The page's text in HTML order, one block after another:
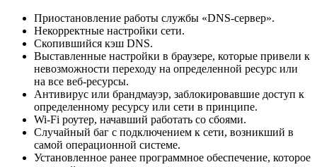
Приостановление работы службы «DNS-сервер».
Некорректные настройки сети.
Скопившийся кэш DNS.
Выставленные настройки в браузере, которые привели к
невозможности переходу на определенной ресурс или
на все веб-ресурсы.
Антивирус или брандмауэр, заблокировавшие доступ к
определенному ресурсу или сети в принципе.
Wi-Fi роутер, начавший работать со сбоями.
Случайный баг с подключением к сети, возникший в
самой операционной системе.
Установленное ранее программное обеспечение, которое